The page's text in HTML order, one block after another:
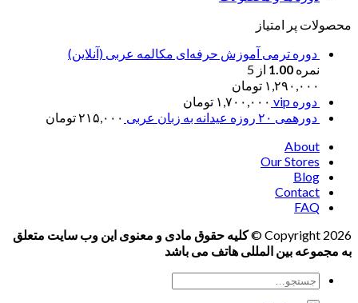
محصولات پر امتیاز
دوره ترمی آموزش حرفه‌ای مکالمه عربی (آنلاین)
نمره 1.00 از 5
۱,۲۹۰,۰۰۰ تومان
دوره vip
۱,۷۰۰,۰۰۰ تومان
دورهمی ۲۰ روزه عیدانه به زبان عربی
۲۱۵,۰۰۰تومان
About
Our Stores
Blog
Contact
FAQ
Copyright 2026 ©
کلیه حقوق مادی و معنوی این وب سایت متعلق
به مجموعه بین المللی هاتف می باشد
جستجو
برای: